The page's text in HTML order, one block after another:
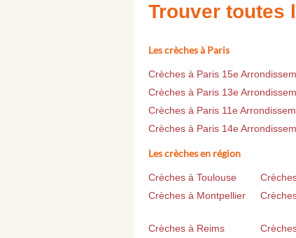
Trouver toutes
Les crèches à Paris
Crèches à Paris 15e
Crèches à Paris 13e
Crèches à Paris 11e
Crèches à Paris 14e
Les crèches en région
Crèches à Toulouse
Crèches à Montpellier
Crèches à Reims